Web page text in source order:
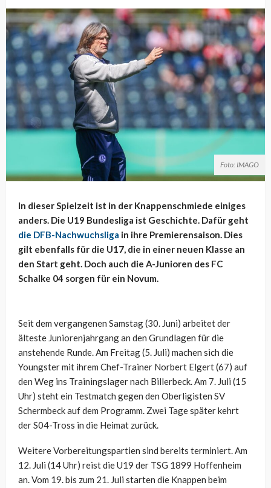
Foto: IMAGO
In dieser Spielzeit ist in der Knappenschmiede einiges
anders. Die U19 Bundesliga ist Geschichte. Dafür geht
die DFB-Nachwuchsliga in ihre Premierensaison. Dies
gilt ebenfalls für die U17, die in einer neuen Klasse an
den Start geht. Doch auch die A-Junioren des FC
Schalke 04 sorgen für ein Novum.
Seit dem vergangenen Samstag (30. Juni) arbeitet der
älteste Juniorenjahrgang an den Grundlagen für die
anstehende Runde. Am Freitag (5. Juli) machen sich die
Youngster mit ihrem Chef-Trainer Norbert Elgert (67) auf
den Weg ins Trainingslager nach Billerbeck. Am 7. Juli (15
Uhr) steht ein Testmatch gegen den Oberligisten SV
Schermbeck auf dem Programm. Zwei Tage später kehrt
der S04-Tross in die Heimat zurück.
Weitere Vorbereitungspartien sind bereits terminiert. Am
12. Juli (14 Uhr) reist die U19 der TSG 1899 Hoffenheim
an. Vom 19. bis zum 21. Juli starten die Knappen beim